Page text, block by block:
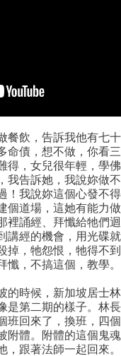
餐飲，告訴我他有七
命債，想不做，你看
得，女兒很年輕，學
我告訴她，我說妳做
！我說妳這個心發不
個道場，這她有能力
裡誦經、拜懺給牠們
講經的機會，用光碟
掉，牠怨恨，牠得不
，不搞這個，教學。
的時候，新加坡居士
是第二期的樣子。林
班回來了，換班，四
附體。附體的這個鬼
，跟著法師一起回來